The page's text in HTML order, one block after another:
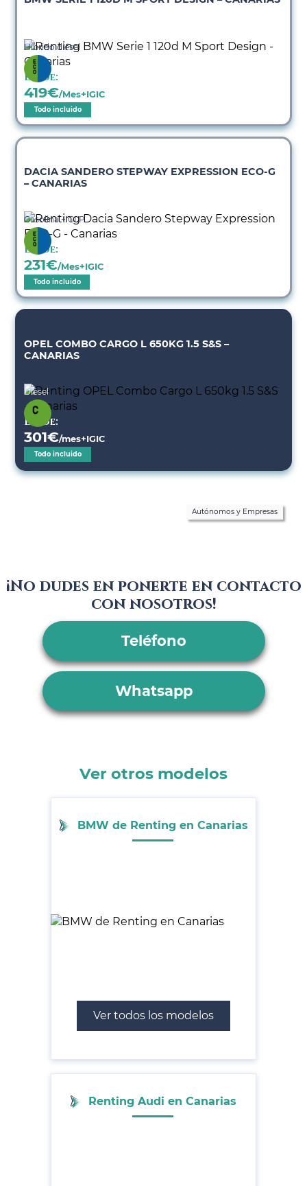
Híbrido diésel
Desde:
419€/Mes+IGIC
Todo incluido
DACIA SANDERO STEPWAY EXPRESSION ECO-G
– CANARIAS
Gasolina + GLP
Desde:
231€/Mes+IGIC
Todo incluido
OPEL COMBO CARGO L 650KG 1.5 S&S –
CANARIAS
Diésel
Autónomos y Empresas
Desde:
301€/mes+IGIC
Todo incluido
¡No dudes en ponerte en contacto
con nosotros!
Teléfono
Whatsapp
Ver otros modelos
BMW de Renting en Canarias
Ver todos los modelos
Renting Audi en Canarias